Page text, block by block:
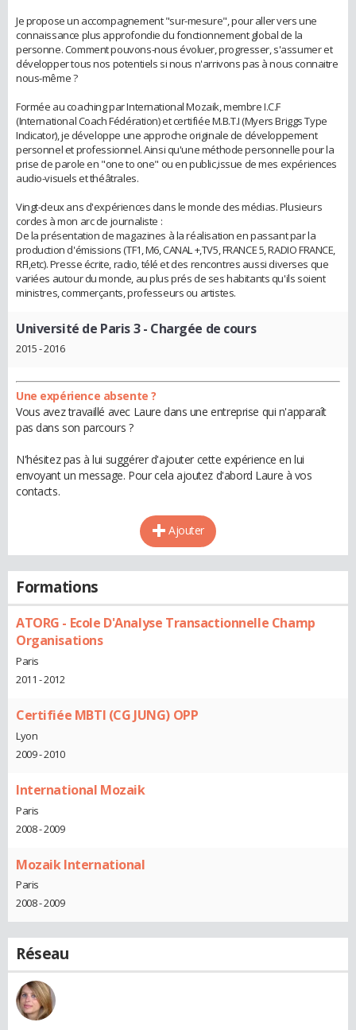
Je propose un accompagnement "sur-mesure", pour aller vers une
connaissance plus approfondie du fonctionnement global de la
personne. Comment pouvons-nous évoluer, progresser, s'assumer et
développer tous nos potentiels si nous n'arrivons pas à nous connaitre
nous-même ?
Formée au coaching par International Mozaik, membre I.C.F
(International Coach Fédération) et certifiée M.B.T.I (Myers Briggs Type
Indicator), je développe une approche originale de développement
personnel et professionnel. Ainsi qu'une méthode personnelle pour la
prise de parole en "one to one" ou en public,issue de mes expériences
audio-visuels et théâtrales.
Vingt-deux ans d'expériences dans le monde des médias. Plusieurs
cordes à mon arc de journaliste :
De la présentation de magazines à la réalisation en passant par la
production d'émissions (TF1, M6, CANAL +,TV5, FRANCE 5, RADIO FRANCE,
RFI,etc). Presse écrite, radio, télé et des rencontres aussi diverses que
variées autour du monde, au plus prés de ses habitants qu'ils soient
ministres, commerçants, professeurs ou artistes.
Université de Paris 3- Chargée de cours
2015 - 2016
Une expérience absente ?
Vous avez travaillé avec Laure dans une entreprise qui n'apparaît
pas dans son parcours ?
N'hésitez pas à lui suggérer d'ajouter cette expérience en lui
envoyant un message. Pour cela ajoutez d'abord Laure à vos
contacts.
Ajouter
Formations
ATORG - Ecole D'Analyse Transactionnelle Champ
Organisations
Paris
2011 - 2012
Certifiée MBTI (CG JUNG) OPP
Lyon
2009 - 2010
International Mozaik
Paris
2008 - 2009
Mozaik International
Paris
2008 - 2009
Réseau